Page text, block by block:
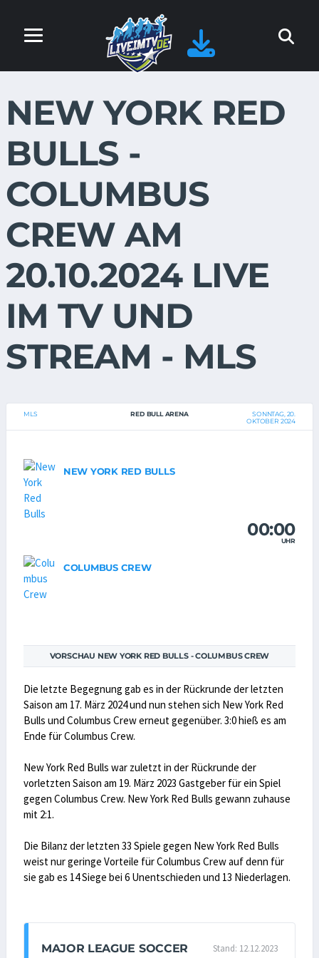
NEW YORK RED
BULLS -
COLUMBUS
CREW AM
20.10.2024 LIVE
IM TV UND
STREAM - MLS
MLS RED BULL ARENA
SONNTAG, 20.
OKTOBER 2024
NEW YORK RED BULLS
00:00
UHR
COLUMBUS CREW
VORSCHAU NEW YORK RED BULLS - COLUMBUS CREW
Die letzte Begegnung gab es in der Rückrunde der letzten
Saison am 17. März 2024 und nun stehen sich New York Red
Bulls und Columbus Crew erneut gegenüber. 3:0 hieß es am
Ende für Columbus Crew.
New York Red Bulls war zuletzt in der Rückrunde der
vorletzten Saison am 19. März 2023 Gastgeber für ein Spiel
gegen Columbus Crew. New York Red Bulls gewann zuhause
mit 2:1.
Die Bilanz der letzten 33 Spiele gegen New York Red Bulls
weist nur geringe Vorteile für Columbus Crew auf denn für
sie gab es 14 Siege bei 6 Unentschieden und 13 Niederlagen.
MAJOR LEAGUE SOCCER Stand: 12.12.2023